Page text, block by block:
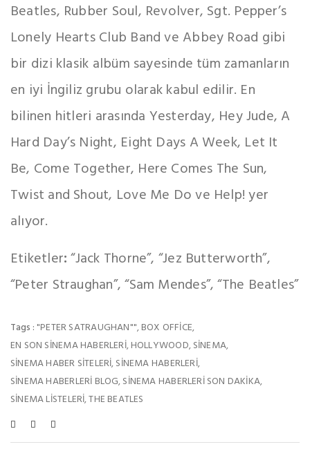
Beatles, Rubber Soul, Revolver, Sgt. Pepper’s
Lonely Hearts Club Band ve Abbey Road gibi
bir dizi klasik albüm sayesinde tüm zamanların
en iyi İngiliz grubu olarak kabul edilir. En
bilinen hitleri arasında Yesterday, Hey Jude, A
Hard Day’s Night, Eight Days A Week, Let It
Be, Come Together, Here Comes The Sun,
Twist and Shout, Love Me Do ve Help! yer
alıyor.
Etiketler:“Jack Thorne”, “Jez Butterworth”,
“Peter Straughan”, “Sam Mendes”, “The Beatles”
Tags : "PETER SATRAUGHAN"",BOX OFFICE,
EN SON SINEMA HABERLERI,HOLLYWOOD,SINEMA,
SINEMA HABER SITELERI,SINEMA HABERLERI,
SINEMA HABERLERI BLOG,SINEMA HABERLERI SON DAKIKA,
SINEMA LISTELERI,THE BEATLES